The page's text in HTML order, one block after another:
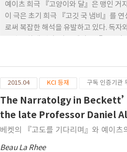
예이츠 희극 『고양이와 달』은 맹인 거
이 극은 초기 희극 『고깃 국 냄비』를
로써 복잡한 해석을 유발하고 있다. 독자
2015.04 KCI 등재 구독 인증기관
The Narratolgy in
the late Professor Daniel
베켓의 『고도를 기다리며』와 예이츠
Beau La Rhee